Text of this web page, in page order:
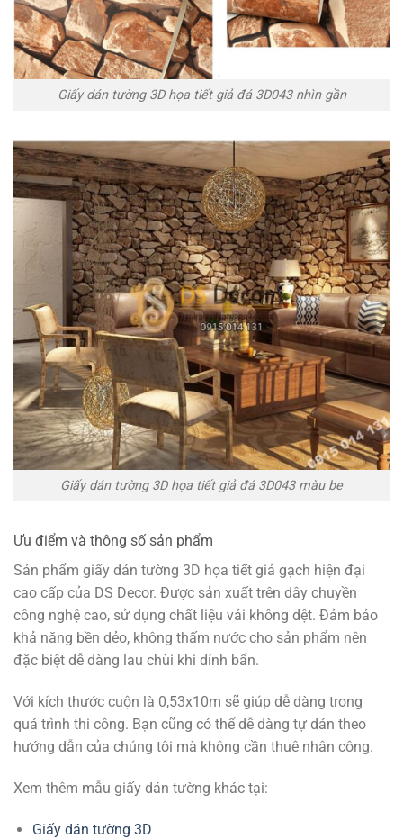
Giấy dán tường 3D họa tiết giả đá 3D043 nhìn gần
Giấy dán tường 3D họa tiết giả đá 3D043 màu be
Ưu điểm và thông số sản phẩm
Sản phẩm giấy dán tường 3D họa tiết giả gạch hiện đại
cao cấp của DS Decor. Được sản xuất trên dây chuyền
công nghệ cao, sử dụng chất liệu vải không dệt. Đảm bảo
khả năng bền dẻo, không thấm nước cho sản phẩm nên
đặc biệt dễ dàng lau chùi khi dính bẩn.
Với kích thước cuộn là 0,53x10m sẽ giúp dễ dàng trong
quá trình thi công. Bạn cũng có thể dễ dàng tự dán theo
hướng dẫn của chúng tôi mà không cần thuê nhân công.
Xem thêm mẫu giấy dán tường khác tại:
Giấy dán tường 3D